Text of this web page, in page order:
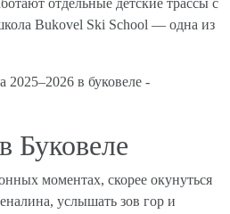
отдельные детские трассы с
Bukovel Ski School — одна из
Буковеле
моментах, скорее окунуться
услышать зов гор и